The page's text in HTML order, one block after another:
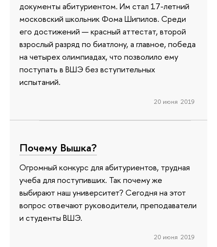
документы абитуриентом. Им стал 17-летний
московский школьник Фома Шипилов. Среди
его достижений — красный аттестат, второй
взрослый разряд по биатлону, а главное, победа
на четырех олимпиадах, что позволило ему
поступать в ВШЭ без вступительных
испытаний.
20 июня 2019
Почему Вышка?
Огромный конкурс для абитуриентов, трудная
учеба для поступивших. Так почему же
выбирают наш университет? Сегодня на этот
вопрос отвечают руководители, преподаватели
и студенты ВШЭ.
20 июня 2019